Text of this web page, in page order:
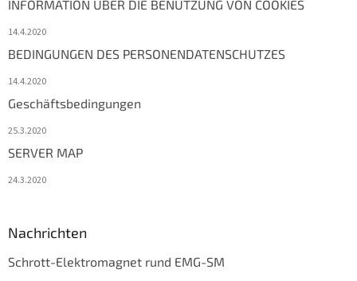
INFORMATION ÜBER DIE BENUTZUNG VON COOKIES
14.4.2020
BEDINGUNGEN DES PERSONENDATENSCHUTZES
14.4.2020
Geschäftsbedingungen
25.3.2020
SERVER MAP
24.3.2020
Nachrichten
Schrott-Elektromagnet rund EMG-SM